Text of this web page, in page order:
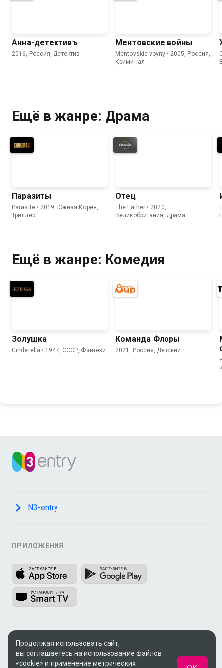
Анна-детективъ
2016, Россия, Детектив
Ментовские войны
Mentovskie voyny • 2005, Россия,
Криминал
Ещё в жанре: Драма
Паразиты
Parasite • 2019, Южная Корея,
Триллер
Отец
The Father • 2020,
Великобритания, Драма
Ещё в жанре: Комедия
Золушка
Cinderella • 1947, СССР, Фэнтези
Команда Флоры
2021, Россия, Детский
N3-entry
ПРИЛОЖЕНИЯ
© 2009 - 2026, ООО «Медиа Системы»
Поддержка:support@n3.ru
Продолжая использовать сайт,
вы соглашаетесь на использование файлов
«cookie» и применение метрических